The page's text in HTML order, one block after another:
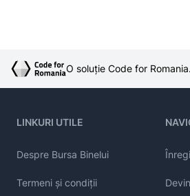
O soluție Code for Romania.
LINKURI UTILE
Despre Bursa Binelui
Termeni și condiții